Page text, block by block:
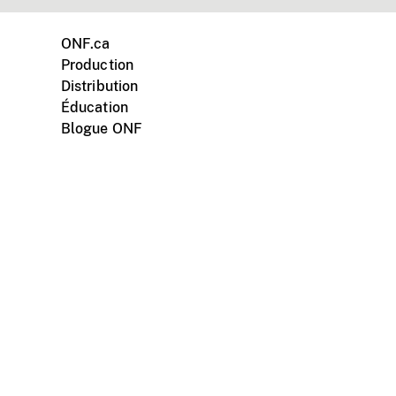
ONF.ca
Production
Distribution
Éducation
Blogue ONF